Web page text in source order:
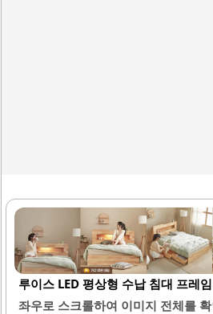
루이스 LED 평상형 수납 침대 프레임
좌우로 스크롤하여 이미지 전체를